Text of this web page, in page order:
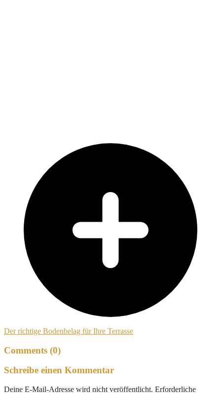
Der richtige Bodenbelag für Ihre Terrasse
Comments (0)
Schreibe einen Kommentar
Deine E-Mail-Adresse wird nicht veröffentlicht. Erforderliche